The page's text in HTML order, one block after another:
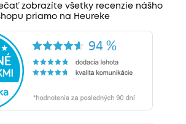
zobrazíte všetky recenzie nášho
priamo na Heureke